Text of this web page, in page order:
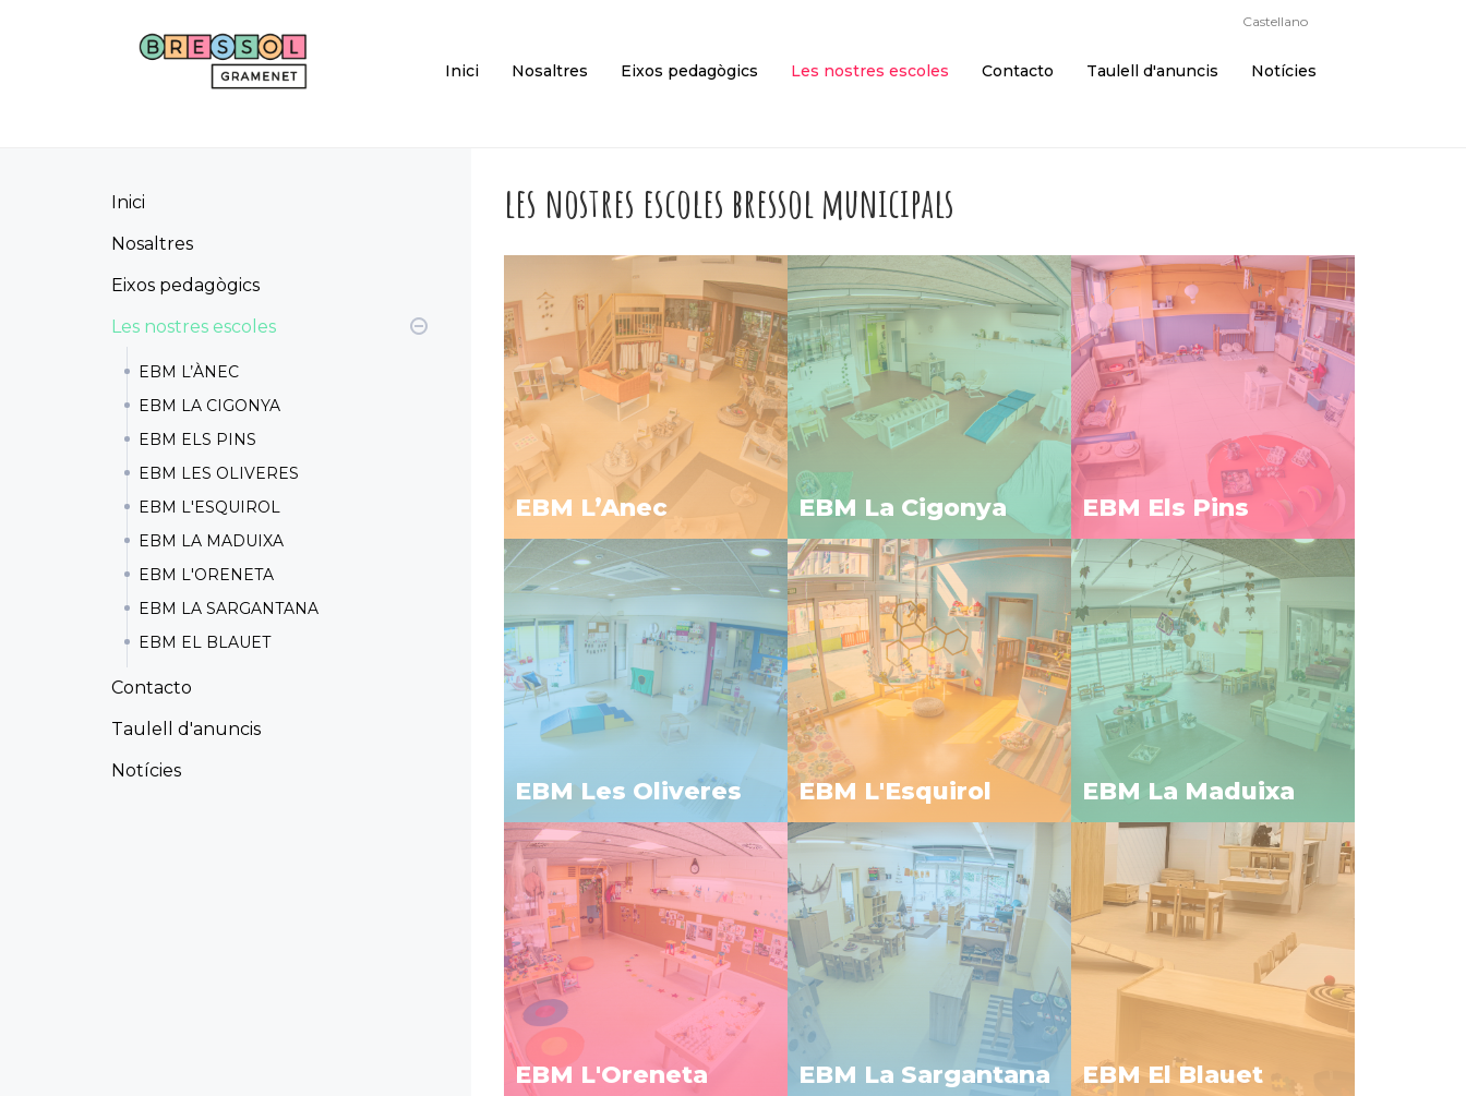
Inici Nosaltres Eixos pedagògics Les nostres escoles Contacto Taulell d'anuncis Notícies
Castellano
Inici
Nosaltres
Eixos pedagògics
Les nostres escoles
EBM L’ÀNEC
EBM LA CIGONYA
EBM ELS PINS
EBM LES OLIVERES
EBM L'ESQUIROL
EBM LA MADUIXA
EBM L'ORENETA
EBM LA SARGANTANA
EBM EL BLAUET
Contacto
Taulell d'anuncis
Notícies
les nostres escoles bressol municipals
EBM L’Anec EBM La Cigonya EBM Els Pins
EBM Les Oliveres EBM L'Esquirol EBM La Maduixa
EBM L'Oreneta EBM La Sargantana EBM El Blauet